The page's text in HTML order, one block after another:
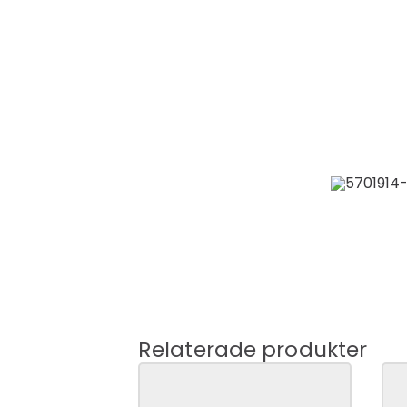
Relaterade produkter